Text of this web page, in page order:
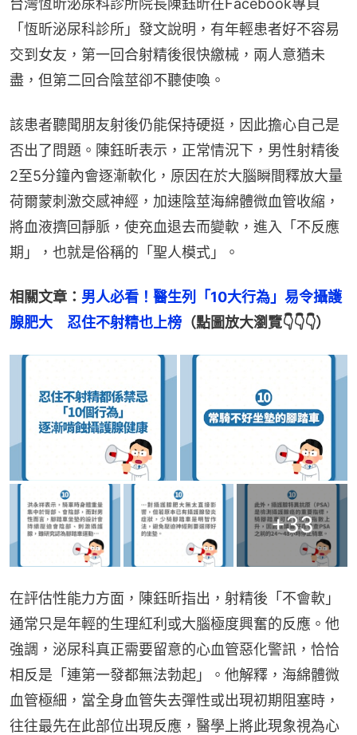
台灣恆昕泌尿科診所院長陳鈺昕在Facebook專頁
「恆昕泌尿科診所」發文說明，有年輕患者好不容易
交到女友，第一回合射精後很快繳械，兩人意猶未
盡，但第二回合陰莖卻不聽使喚。
該患者聽聞朋友射後仍能保持硬挺，因此擔心自己是
否出了問題。陳鈺昕表示，正常情況下，男性射精後
2至5分鐘內會逐漸軟化，原因在於大腦瞬間釋放大量
荷爾蒙刺激交感神經，加速陰莖海綿體微血管收縮，
將血液擠回靜脈，使充血退去而變軟，進入「不反應
期」，也就是俗稱的「聖人模式」。
相關文章： 男人必看！醫生列「10大行為」易令攝護
腺肥大　忍住不射精也上榜 （點圖放大瀏覽👇👇👇）
+33
在評估性能力方面，陳鈺昕指出，射精後「不會軟」
通常只是年輕的生理紅利或大腦極度興奮的反應。他
強調，泌尿科真正需要留意的心血管惡化警訊，恰恰
相反是「連第一發都無法勃起」。他解釋，海綿體微
血管極細，當全身血管失去彈性或出現初期阻塞時，
往往最先在此部位出現反應，醫學上將此現象視為心